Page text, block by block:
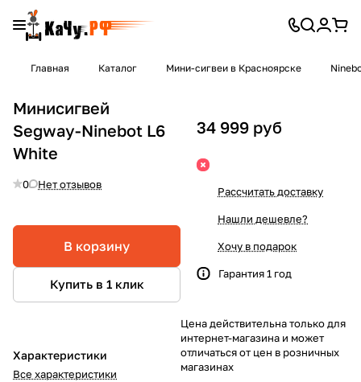
Главная Каталог Мини-сигвеи в Красноярске
Минисигвей
Segway-Ninebot L6
White
0 Нет отзывов
В корзину
Купить в 1 клик
Характеристики
Все характеристики
34 999 руб
Рассчитать доставку
Нашли дешевле?
Хочу в подарок
Гарантия 1 год
Цена действительна только для
интернет-магазина и может
отличаться от цен в розничных
магазинах